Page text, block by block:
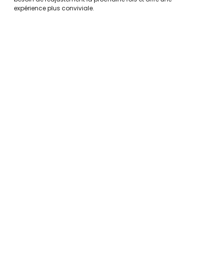
expérience plus conviviale.